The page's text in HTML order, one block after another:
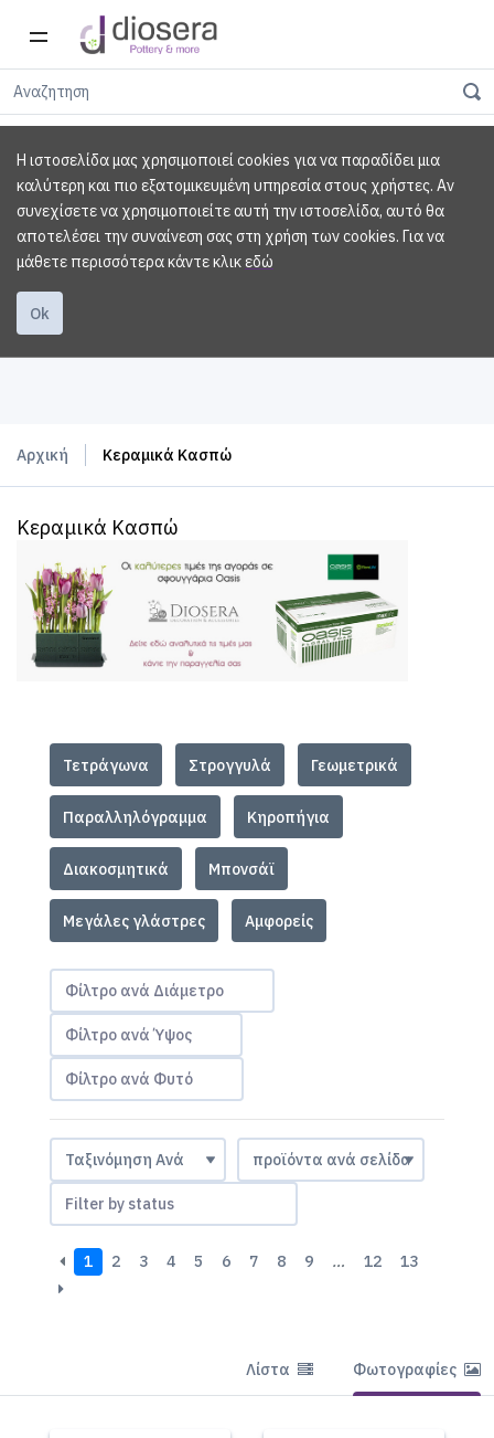
Η ιστοσελίδα μας χρησιμοποιεί cookies για να παραδίδει μια
καλύτερη και πιο εξατομικευμένη υπηρεσία στους χρήστες. Αν
συνεχίσετε να χρησιμοποιείτε αυτή την ιστοσελίδα, αυτό θα
αποτελέσει την συναίνεση σας στη χρήση των cookies. Για να
μάθετε περισσότερα κάντε κλικεδώ
Ok
Αρχική Κεραμικά Κασπώ
Κεραμικά Κασπώ
Τετράγωνα Στρογγυλά Γεωμετρικά
Παραλληλόγραμμα Κηροπήγια
Διακοσμητικά Μπονσάϊ
Μεγάλες γλάστρες Αμφορείς
Φίλτρο ανά Διάμετρο
Φίλτρο ανά Ύψος
Φίλτρο ανά Φυτό
Filter by status
1 2 3 4 5 6 7 8 9 … 12 13
Λίστα Φωτογραφίες